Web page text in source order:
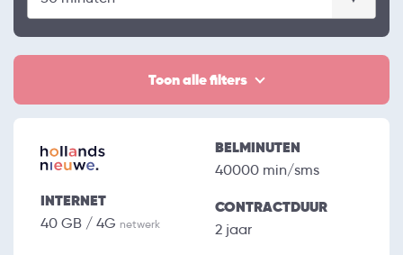
Toon alle filters
INTERNET
40 GB / 4G netwerk
BELMINUTEN
40000 min/sms
CONTRACTDUUR
2 jaar